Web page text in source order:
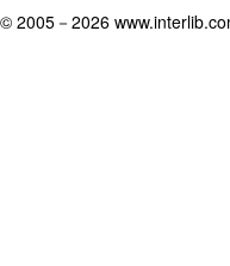
© 2005－ 2026